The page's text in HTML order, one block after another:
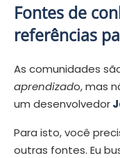
Fontes de
referências
As comunidades
aprendizado, mas
um desenvolvedor
Para isto, você
outras fontes. Eu